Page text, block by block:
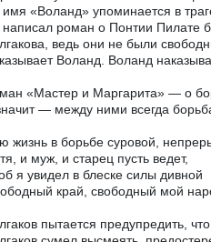
имя «Воланд» упоминается в
написал роман о Понтии Пилате
ведь они не были
Воланд. Воланд
«Мастер и Маргарита» — о
— между ними всегда
жизнь в борьбе суровой,
и муж, и старец пусть ведет,
я увидел в блеске силы дивной
край, свободный мой
пытается предупредить,